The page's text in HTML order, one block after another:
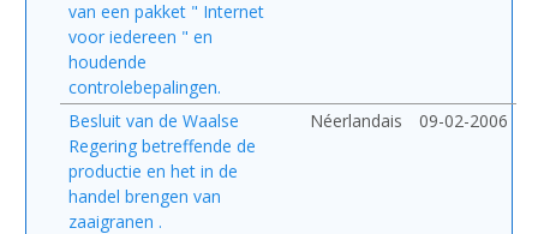
van een pakket " Internet
voor iedereen " en
houdende
controlebepalingen.
Besluit van de Waalse
Regering betreffende de
productie en het in de
handel brengen van
zaaigranen .
Néerlandais 09-02-2006